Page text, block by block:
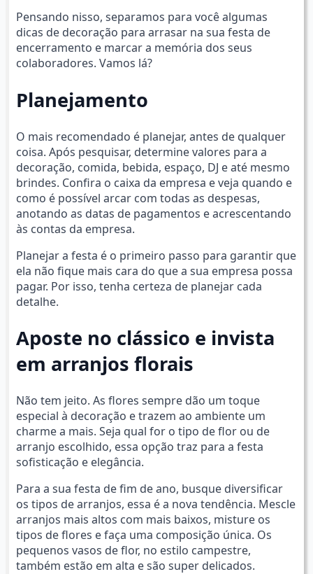
Pensando nisso, separamos para você algumas
dicas de decoração para arrasar na sua festa de
encerramento e marcar a memória dos seus
colaboradores. Vamos lá?
Planejamento
O mais recomendado é planejar, antes de qualquer
coisa. Após pesquisar, determine valores para a
decoração, comida, bebida, espaço, DJ e até mesmo
brindes. Confira o caixa da empresa e veja quando e
como é possível arcar com todas as despesas,
anotando as datas de pagamentos e acrescentando
às contas da empresa.
Planejar a festa é o primeiro passo para garantir que
ela não fique mais cara do que a sua empresa possa
pagar. Por isso, tenha certeza de planejar cada
detalhe.
Aposte no clássico e invista
em arranjos florais
Não tem jeito. As flores sempre dão um toque
especial à decoração e trazem ao ambiente um
charme a mais. Seja qual for o tipo de flor ou de
arranjo escolhido, essa opção traz para a festa
sofisticação e elegância.
Para a sua festa de fim de ano, busque diversificar
os tipos de arranjos, essa é a nova tendência. Mescle
arranjos mais altos com mais baixos, misture os
tipos de flores e faça uma composição única. Os
pequenos vasos de flor, no estilo campestre,
também estão em alta e são super delicados.